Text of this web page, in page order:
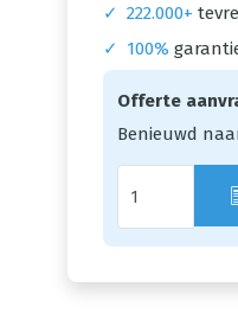
✓ 222.000+
✓
100%
Offerte
Benieuwd